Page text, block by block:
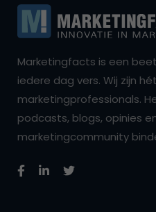
Marketingfacts is een
iedere dag vers. Wij zijn
marketingprofessionals.
podcasts, blogs, opinies
marketingcommunity